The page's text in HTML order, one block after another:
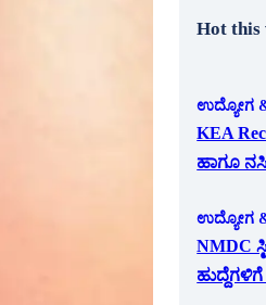
Hot this
ಉದ್ಯೋಗ
KEA
ಹಾಗೂ
ಉದ್ಯೋಗ
NMDC